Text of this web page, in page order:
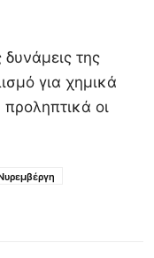
δυνάμεις της
για χημικά
οι